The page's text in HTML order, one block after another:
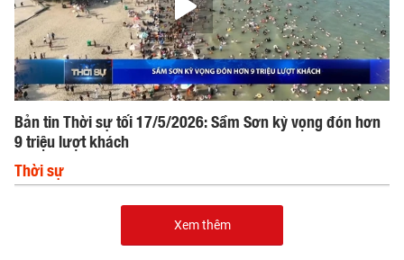
Bản tin Thời sự tối 17/5/2026: Sầm Sơn kỳ vọng đón hơn
9 triệu lượt khách
Thời sự
Xem thêm